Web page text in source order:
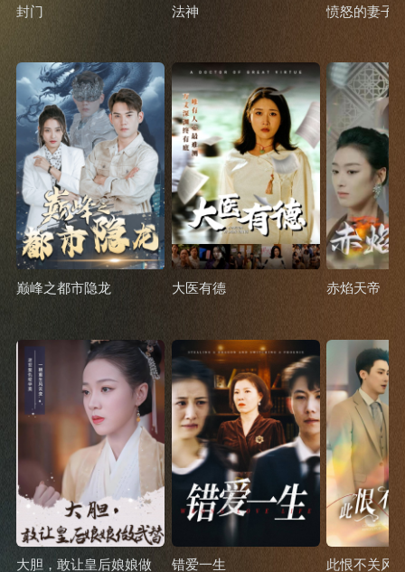
封门 法神 愤怒的妻子
巅峰之都市隐龙 大医有德 赤焰天帝
大胆，敢让皇后娘娘做 错爱一生 此恨不关风